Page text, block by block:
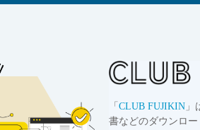
「 CLUB FUJIKIN 」
書などのダウンロ